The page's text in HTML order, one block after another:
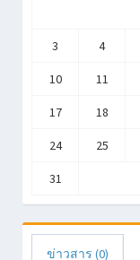
3 4
10 11
17 18
24 25
31
ข่าวสาร (0)